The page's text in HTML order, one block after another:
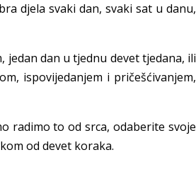
djela svaki dan, svaki sat u danu,
jedan dan u tjednu devet tjedana, ili
ispovijedanjem i pričešćivanjem,
radimo to od srca, odaberite svoje
od devet koraka.